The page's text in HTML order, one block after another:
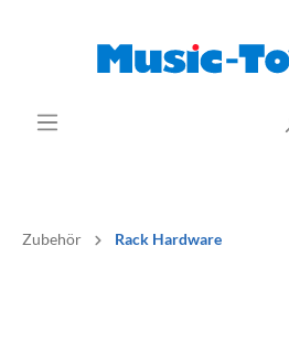
Zubehör Rack Hardware